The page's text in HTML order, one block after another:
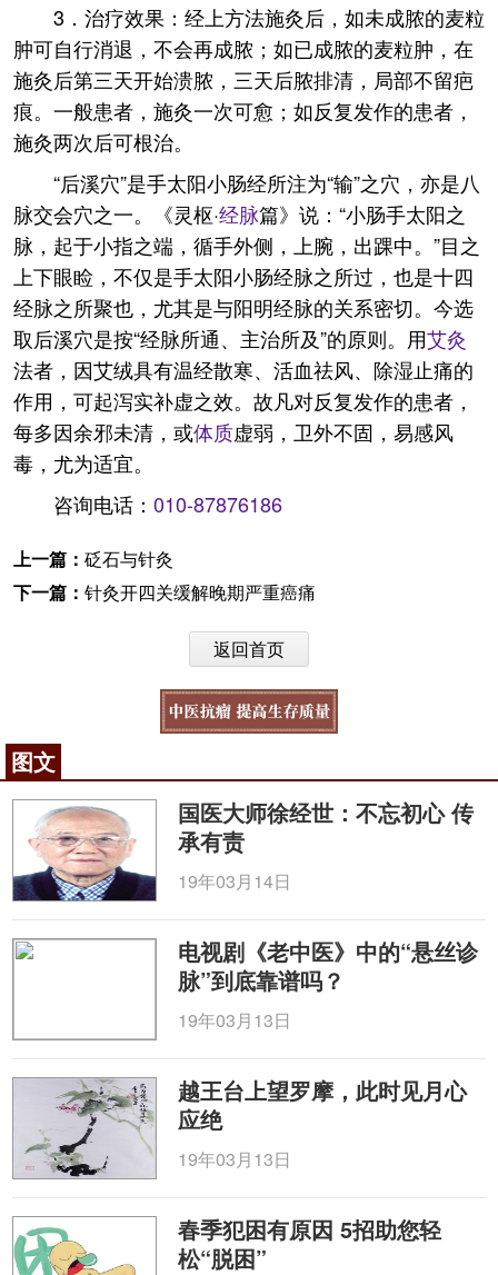
3．治疗效果：经上方法施灸后，如未成脓的麦粒
肿可自行消退，不会再成脓；如已成脓的麦粒肿，在
施灸后第三天开始溃脓，三天后脓排清，局部不留疤
痕。一般患者，施灸一次可愈；如反复发作的患者，
施灸两次后可根治。
“后溪穴”是手太阳小肠经所注为“输”之穴，亦是八
脉交会穴之一。《灵枢·经脉篇》说：“小肠手太阳之
脉，起于小指之端，循手外侧，上腕，出踝中。”目之
上下眼睑，不仅是手太阳小肠经脉之所过，也是十四
经脉之所聚也，尤其是与阳明经脉的关系密切。今选
取后溪穴是按“经脉所通、主治所及”的原则。用艾灸
法者，因艾绒具有温经散寒、活血祛风、除湿止痛的
作用，可起泻实补虚之效。故凡对反复发作的患者，
每多因余邪未清，或体质虚弱，卫外不固，易感风
毒，尤为适宜。
咨询电话： 010-87876186
上一篇： 砭石与针灸
下一篇： 针灸开四关缓解晚期严重癌痛
返回首页
图文
国医大师徐经世：不忘初心 传
承有责
19年03月14日
电视剧《老中医》中的“悬丝诊
脉”到底靠谱吗？
19年03月13日
越王台上望罗摩，此时见月心
应绝
19年03月13日
春季犯困有原因 5招助您轻
松“脱困”